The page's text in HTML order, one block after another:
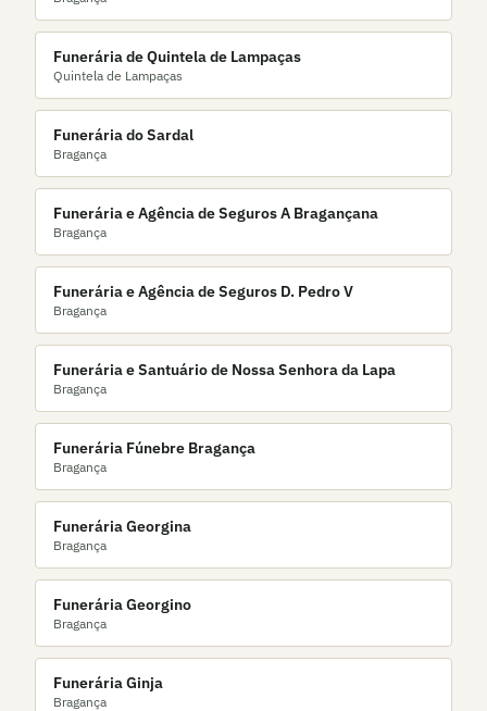
Funerária de Quintela de Lampaças
Quintela de Lampaças
Funerária do Sardal
Bragança
Funerária e Agência de Seguros A Bragançana
Bragança
Funerária e Agência de Seguros D. Pedro V
Bragança
Funerária e Santuário de Nossa Senhora da Lapa
Bragança
Funerária Fúnebre Bragança
Bragança
Funerária Georgina
Bragança
Funerária Georgino
Bragança
Funerária Ginja
Bragança